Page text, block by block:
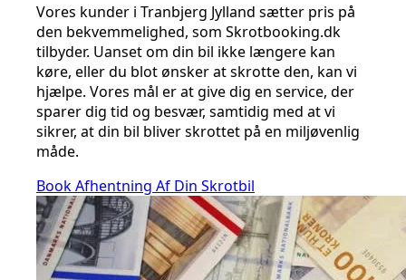
Vores kunder i Tranbjerg Jylland sætter pris på
den bekvemmelighed, som Skrotbooking.dk
tilbyder. Uanset om din bil ikke længere kan
køre, eller du blot ønsker at skrotte den, kan vi
hjælpe. Vores mål er at give dig en service, der
sparer dig tid og besvær, samtidig med at vi
sikrer, at din bil bliver skrottet på en miljøvenlig
måde.
Book Afhentning Af Din Skrotbil